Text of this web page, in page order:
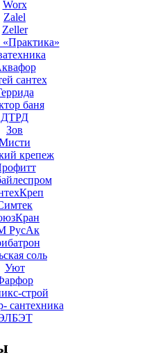
Worx
Zalel
Zeller
сантех
баня
ДТРД
Зов
крепеж
РусАк
соль
Уют
строй
сантехника